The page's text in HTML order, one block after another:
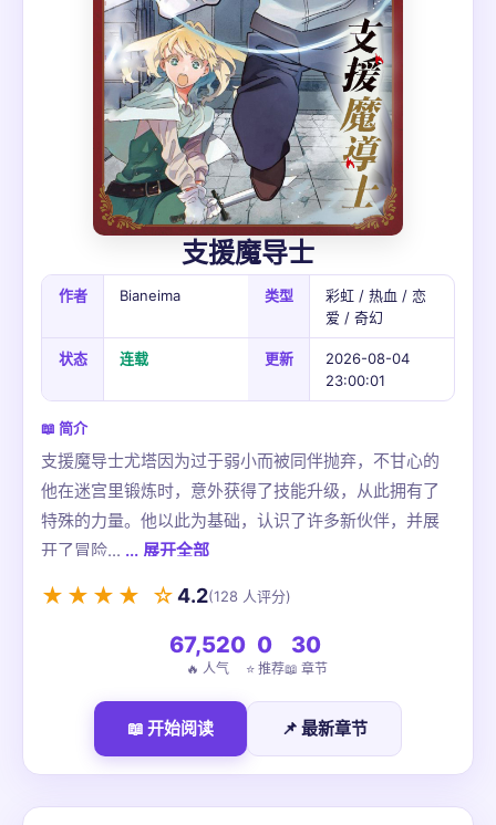
支援魔导士
作者 Bianeima 类型
彩虹 / 热血 / 恋
爱 / 奇幻
状态 连载 更新
2026-08-04
23:00:01
📖 简介
支援魔导士尤塔因为过于弱小而被同伴抛弃，不甘心的
他在迷宫里锻炼时，意外获得了技能升级，从此拥有了
特殊的力量。他以此为基础，认识了许多新伙伴，并展
开了冒险... ... 展开全部
★★★★ ☆4.2(128 人评分)
67,520
🔥 人气
0
⭐ 推荐
30
📖 章节
📖 开始阅读 📌 最新章节